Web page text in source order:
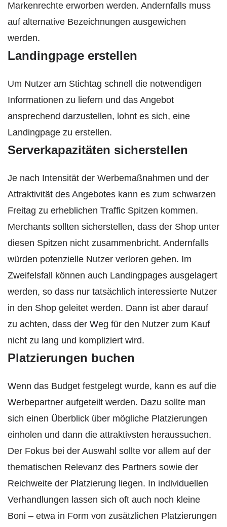
Markenrechte erworben werden. Andernfalls muss
auf alternative Bezeichnungen ausgewichen
werden.
Landingpage erstellen
Um Nutzer am Stichtag schnell die notwendigen
Informationen zu liefern und das Angebot
ansprechend darzustellen, lohnt es sich, eine
Landingpage zu erstellen.
Serverkapazitäten sicherstellen
Je nach Intensität der Werbemaßnahmen und der
Attraktivität des Angebotes kann es zum schwarzen
Freitag zu erheblichen Traffic Spitzen kommen.
Merchants sollten sicherstellen, dass der Shop unter
diesen Spitzen nicht zusammenbricht. Andernfalls
würden potenzielle Nutzer verloren gehen. Im
Zweifelsfall können auch Landingpages ausgelagert
werden, so dass nur tatsächlich interessierte Nutzer
in den Shop geleitet werden. Dann ist aber darauf
zu achten, dass der Weg für den Nutzer zum Kauf
nicht zu lang und kompliziert wird.
Platzierungen buchen
Wenn das Budget festgelegt wurde, kann es auf die
Werbepartner aufgeteilt werden. Dazu sollte man
sich einen Überblick über mögliche Platzierungen
einholen und dann die attraktivsten heraussuchen.
Der Fokus bei der Auswahl sollte vor allem auf der
thematischen Relevanz des Partners sowie der
Reichweite der Platzierung liegen. In individuellen
Verhandlungen lassen sich oft auch noch kleine
Boni – etwa in Form von zusätzlichen Platzierungen